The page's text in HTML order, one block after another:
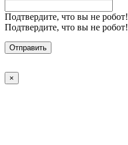
Подтвердите, что вы не робот!
Подтвердите, что вы не робот!
Отправить
×